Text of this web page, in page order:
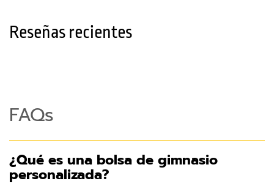
a
r
l
t
C
Reseñas recientes
FAQs
¿Qué es una bolsa de gimnasio
personalizada?